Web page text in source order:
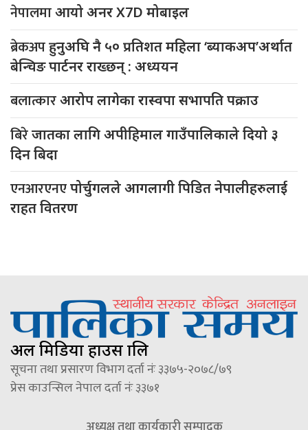
नेपालमाआयो अनर X7D मोबाइल
ब्रेकअपहुनुअघि नै ५० प्रतिशत महिला ‘ब्याकअप’अर्थात
बेन्चिङ पार्टनर राख्छन् : अध्ययन
बलात्कारआरोप लागेका रास्वपा सभापति पक्राउ
बिरेजातका लागि अपीहिमाल गाउँपालिकाले दियो ३
दिन बिदा
एनआरएनएपोर्चुगलले आगलागी पिडित नेपालीहरुलाई
राहत वितरण
अल मिडिया हाउस प्रालि
सूचना तथा प्रसारण विभाग दर्ता नंः ३३७५-२०७८/७९
प्रेस काउन्सिल नेपाल दर्ता नंः ३३७१